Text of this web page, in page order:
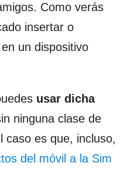
Como verás
insertar o
un dispositivo
usar dicha
ninguna clase de
caso es que, incluso,
del móvil a la Sim